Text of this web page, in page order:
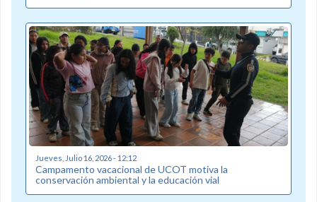
Jueves, Julio 16, 2026 - 12:12
Campamento vacacional de UCOT motiva la
conservación ambiental y la educación vial